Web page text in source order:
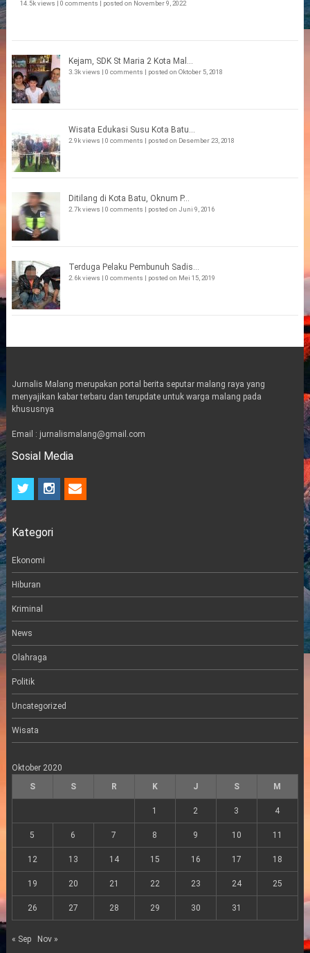
14.5k views | 0 comments | posted on November 9, 2022
Kejam, SDK St Maria 2 Kota Mal...
3.3k views | 0 comments | posted on Oktober 5, 2018
Wisata Edukasi Susu Kota Batu...
2.9k views | 0 comments | posted on Desember 23, 2018
Ditilang di Kota Batu, Oknum P...
2.7k views | 0 comments | posted on Juni 9, 2016
Terduga Pelaku Pembunuh Sadis...
2.6k views | 0 comments | posted on Mei 15, 2019
Jurnalis Malang merupakan portal berita seputar malang raya yang
menyajikan kabar terbaru dan terupdate untuk warga malang pada
khususnya
Email : jurnalismalang@gmail.com
Sosial Media
t
t
r
i
n
a
e
m
Kategori
Ekonomi
Hiburan
Kriminal
News
Olahraga
Politik
Uncategorized
Wisata
Oktober 2020
S
S R K J S M
1 2 3 4
5 6 7 8 9 10 11
12 13 14 15 16 17 18
19 20 21 22 23 24 25
26 27 28 29 30 31
« Sep Nov »